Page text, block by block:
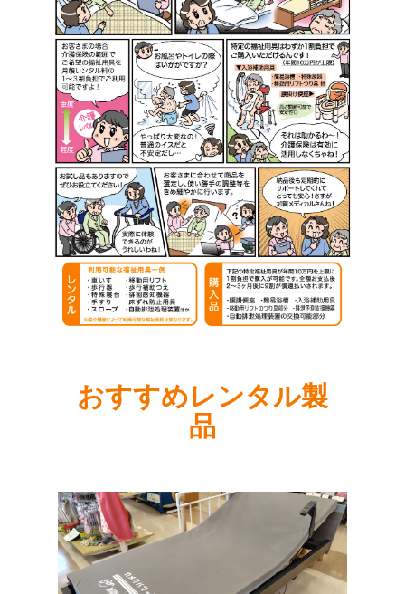
おすすめレンタル製
品